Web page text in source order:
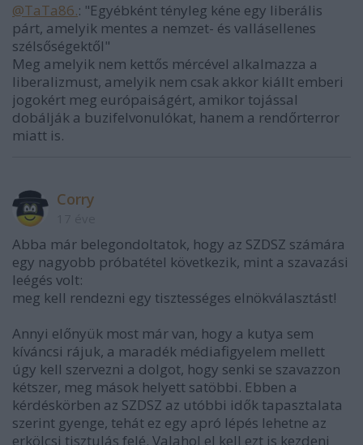
@TaTa86.: "Egyébként tényleg kéne egy liberális
párt, amelyik mentes a nemzet- és vallásellenes
szélsőségektől"
Meg amelyik nem kettős mércével alkalmazza a
liberalizmust, amelyik nem csak akkor kiállt emberi
jogokért meg európaiságért, amikor tojással
dobálják a buzifelvonulókat, hanem a rendőrterror
miatt is.
Corry
Abba már belegondoltatok, hogy az SZDSZ számára
egy nagyobb próbatétel következik, mint a szavazási
leégés volt:
meg kell rendezni egy tisztességes elnökválasztást!
Annyi előnyük most már van, hogy a kutya sem
kíváncsi rájuk, a maradék médiafigyelem mellett
úgy kell szervezni a dolgot, hogy senki se szavazzon
kétszer, meg mások helyett satöbbi. Ebben a
kérdéskörben az SZDSZ az utóbbi idők tapasztalata
szerint gyenge, tehát ez egy apró lépés lehetne az
erkölcsi tisztulás felé. Valahol el kell ezt is kezdeni